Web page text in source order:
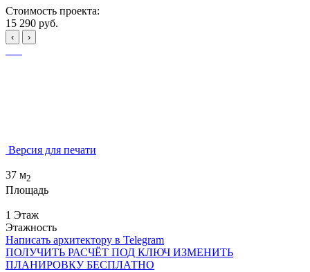
Стоимость проекта:
15 290 руб.
‹ ›
Версия для печати
37 м2
Площадь
1 Этаж
Этажность
Написать архитектору в Telegram
ПОЛУЧИТЬ РАСЧЁТ ПОД КЛЮЧ ИЗМЕНИТЬ
ПЛАНИРОВКУ БЕСПЛАТНО